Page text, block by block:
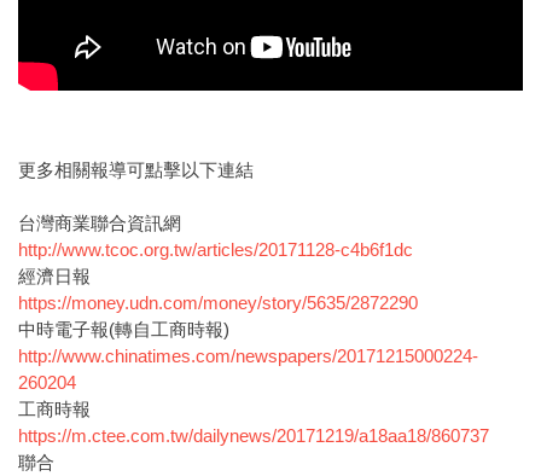
更多相關報導可點擊以下連結
台灣商業聯合資訊網
http://www.tcoc.org.tw/articles/20171128-c4b6f1dc
經濟日報
https://money.udn.com/money/story/5635/2872290
中時電子報(轉自工商時報)
http://www.chinatimes.com/newspapers/20171215000224-
260204
工商時報
https://m.ctee.com.tw/dailynews/20171219/a18aa18/860737
聯合